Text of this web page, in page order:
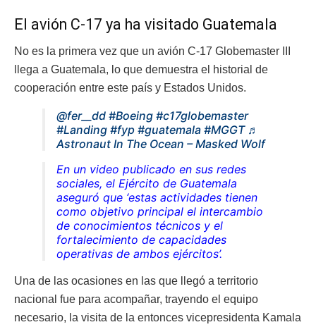
El avión C-17 ya ha visitado Guatemala
No es la primera vez que un avión C-17 Globemaster III
llega a Guatemala, lo que demuestra el historial de
cooperación entre este país y Estados Unidos.
@fer__dd #Boeing #c17globemaster
#Landing #fyp #guatemala #MGGT ♬
Astronaut In The Ocean – Masked Wolf
En un video publicado en sus redes
sociales, el Ejército de Guatemala
aseguró que ‘estas actividades tienen
como objetivo principal el intercambio
de conocimientos técnicos y el
fortalecimiento de capacidades
operativas de ambos ejércitos’.
Una de las ocasiones en las que llegó a territorio
nacional fue para acompañar, trayendo el equipo
necesario, la visita de la entonces vicepresidenta Kamala